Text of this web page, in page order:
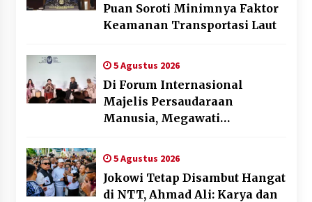
Puan Soroti Minimnya Faktor
Keamanan Transportasi Laut
5 Agustus 2026
Di Forum Internasional
Majelis Persaudaraan
Manusia, Megawati
Kepemimpinan Perempuan
Bukan Dominasi, Tapi
Merawat Dan Merangkul
5 Agustus 2026
Jokowi Tetap Disambut Hangat
di NTT, Ahmad Ali: Karya dan